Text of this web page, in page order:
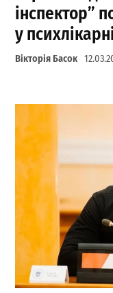
інспектор”
у
Вікторія Басок